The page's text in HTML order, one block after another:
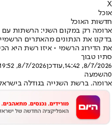
X
אוכל
חדשות האוכל
ארומה רק במקום השני: הרשתות עם
בדקנו את הנתונים מהאתרים
את הדירוג הרשמי • איזו רשת היא
סתיו טבוך
8/7/2026, 14:42
,עודכן8/7/2026, 19:52
0השמעה
ארומה. ברשת השנייה בגודלה